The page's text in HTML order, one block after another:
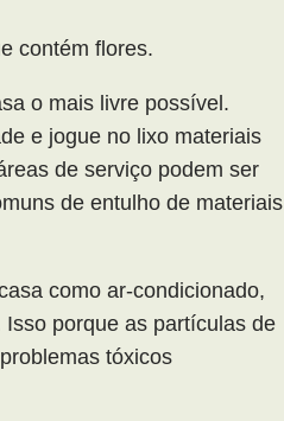
contém flores.
o mais livre possível.
e jogue no lixo materiais
de serviço podem ser
de entulho de materiais
como ar-condicionado,
porque as partículas de
tóxicos